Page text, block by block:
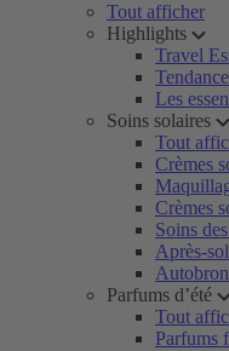
Tout afficher
Highlights
Travel
Les
Soins solaires
Tout
Crèmes
Crèmes
Soins
Après-
Parfums d’été
Tout
Parfums